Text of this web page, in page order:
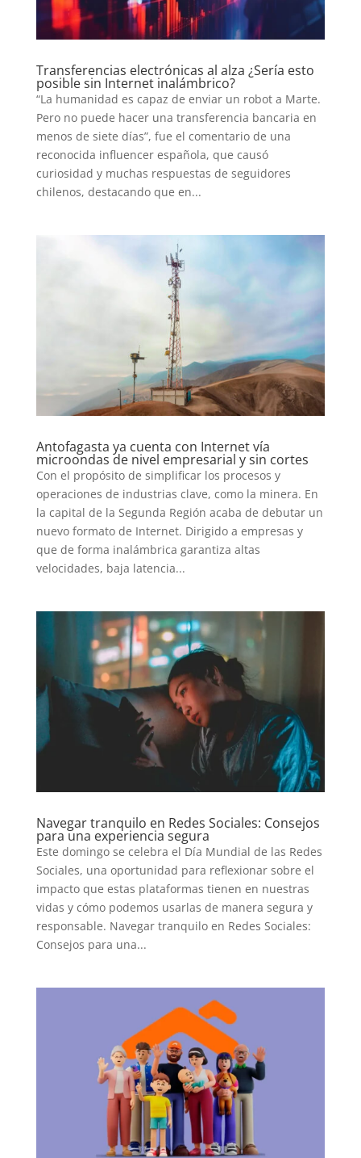
SERIES
TECNOVITOS
T-
PLUS
EVENTOS
Transferencias electrónicas al alza ¿Sería esto
posible sin Internet inalámbrico?
“La humanidad es capaz de enviar un robot a Marte.
Pero no puede hacer una transferencia bancaria en
menos de siete días”, fue el comentario de una
reconocida influencer española, que causó
curiosidad y muchas respuestas de seguidores
chilenos, destacando que en...
Antofagasta ya cuenta con Internet vía
microondas de nivel empresarial y sin cortes
Con el propósito de simplificar los procesos y
operaciones de industrias clave, como la minera. En
la capital de la Segunda Región acaba de debutar un
nuevo formato de Internet. Dirigido a empresas y
que de forma inalámbrica garantiza altas
velocidades, baja latencia...
Navegar tranquilo en Redes Sociales: Consejos
para una experiencia segura
Este domingo se celebra el Día Mundial de las Redes
Sociales, una oportunidad para reflexionar sobre el
impacto que estas plataformas tienen en nuestras
vidas y cómo podemos usarlas de manera segura y
responsable. Navegar tranquilo en Redes Sociales:
Consejos para una...